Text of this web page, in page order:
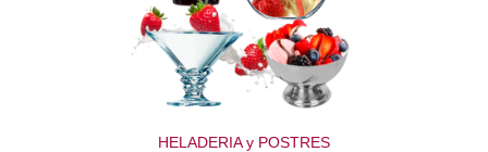
HELADERIA y POSTRES